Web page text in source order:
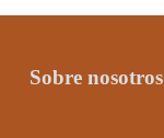
Sobre nosotros